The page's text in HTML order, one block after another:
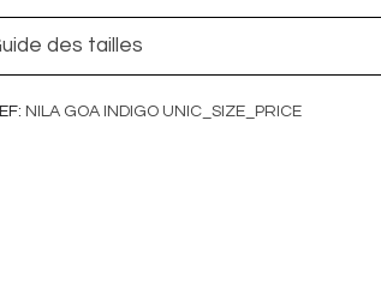
des tailles
NILA GOA INDIGO UNIC_SIZE_PRICE